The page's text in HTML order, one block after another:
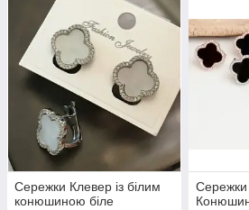
Сережки Клевер із білим
конюшиною біле